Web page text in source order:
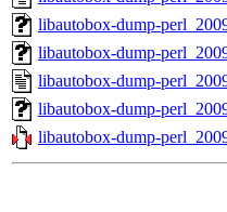
libautobox-dump-
libautobox-dump-
libautobox-dump-
libautobox-dump-
libautobox-dump-